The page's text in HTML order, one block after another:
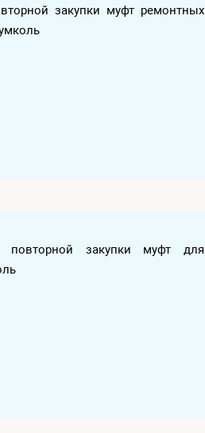
закупки муфт ремонтных
повторной закупки муфт для